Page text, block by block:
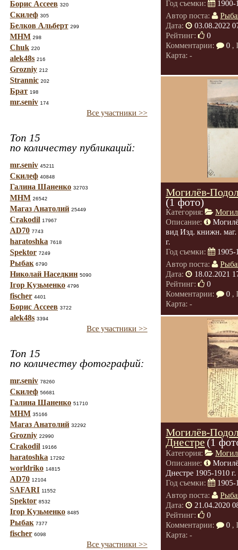
Борис Ассеев 320
Скилеф 305
Белков Альберт 299
МНМ 298
Chuk 220
alek48s 216
Grozniy 212
Strannic 202
Брат 198
mr.seniv 174
Все участники >>
Топ 15
по количеству публикаций:
mr.seniv 45211
Скилеф 40848
Галина Шаненко 32703
МНМ 26542
Магаз Анатолий 25449
Crakodil 17967
AD70 7743
haratoshka 7618
Spektor 7249
Рыбак 6790
Николай Наседкин 5090
Ігор Кузьменко 4796
fischer 4401
Борис Ассеев 3722
alek48s 3394
Все участники >>
Топ 15
по количеству фотографий:
mr.seniv 78260
Скилеф 56681
Галина Шаненко 51710
МНМ 35166
Магаз Анатолий 32292
Grozniy 22990
Crakodil 19166
haratoshka 17292
worldriko 14815
AD70 12104
SAFARI 11552
Spektor 8532
Ігор Кузьменко 8485
Рыбак 7377
fischer 6098
Все участники >>
Год съемки:
1900-
Автор поста:
Дата:
03.08.2022
Рейтинг:
0
Комментарии:
0 ,
Карта: -
Могилёв-
(1 фото)
Категория:
Описание:
вид Изд. книжн.
г.
Год съемки:
1905-
Автор поста:
Дата:
18.02.2021
Рейтинг:
0
Комментарии:
0 ,
Карта: -
Могилёв-
Днестре(1
Категория:
Описание:
Днестре 1905-1910 г.
Год съемки:
1905-
Автор поста:
Дата:
21.04.2020
Рейтинг:
0
Комментарии:
0 ,
Карта: -